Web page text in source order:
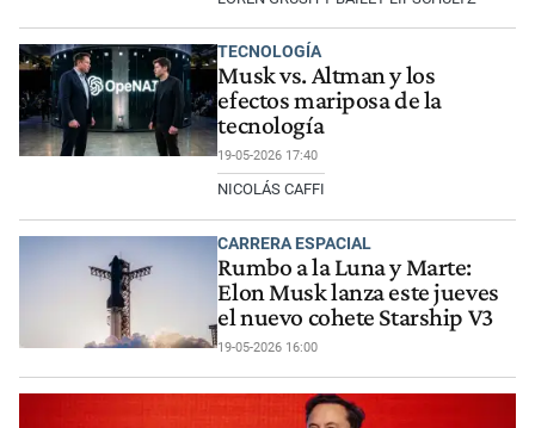
TECNOLOGÍA
Musk vs. Altman y los
efectos mariposa de la
tecnología
19-05-2026 17:40
NICOLÁS CAFFI
CARRERA ESPACIAL
Rumbo a la Luna y Marte:
Elon Musk lanza este jueves
el nuevo cohete Starship V3
19-05-2026 16:00